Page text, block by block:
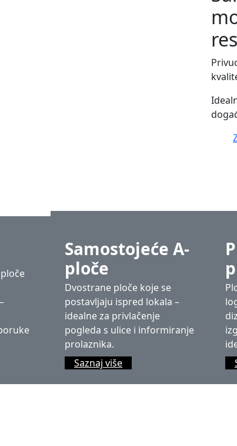
Samostojeće A-
ploče
Dvostrane ploče koje se
postavljaju ispred lokala –
idealne za privlačenje
pogleda s ulice i informiranje
prolaznika.
Saznaj više